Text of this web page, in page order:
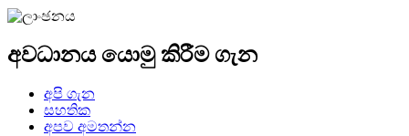
අවධානය යොමු කිරීම ගැන
අපි ගැන
සහතික
අපව අමතන්න